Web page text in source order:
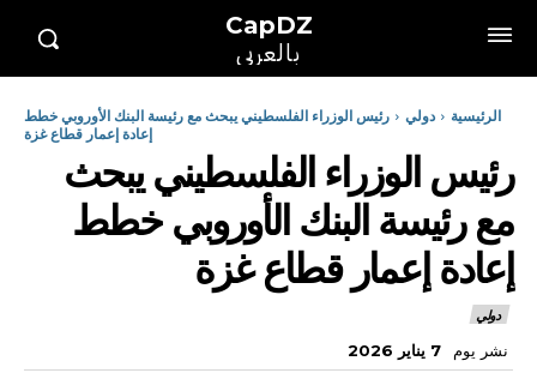
CapDZ
بالعربي
الرئيسية دولي
رئيس الوزراء الفلسطيني يبحث مع رئيسة البنك الأوروبي خطط
إعادة إعمار قطاع غزة
رئيس الوزراء الفلسطيني يبحث
مع رئيسة البنك الأوروبي خطط
إعادة إعمار قطاع غزة
دولي
نشر يوم 7 يناير 2026